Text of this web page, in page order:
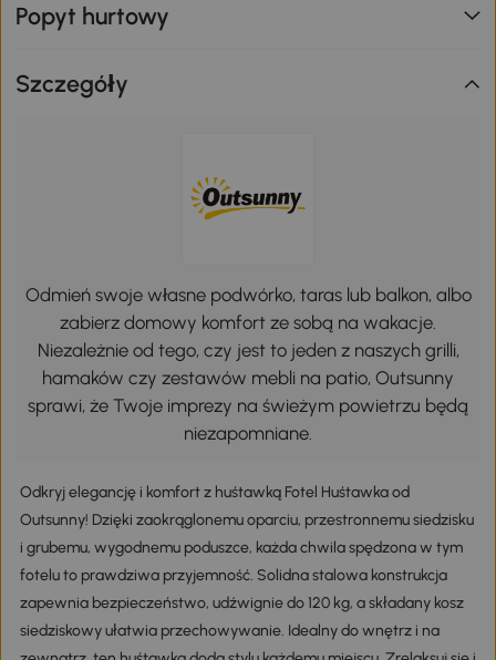
Popyt hurtowy
Szczegóły
Odmień swoje własne podwórko, taras lub balkon, albo
zabierz domowy komfort ze sobą na wakacje.
Niezależnie od tego, czy jest to jeden z naszych grilli,
hamaków czy zestawów mebli na patio, Outsunny
sprawi, że Twoje imprezy na świeżym powietrzu będą
niezapomniane.
Odkryj elegancję i komfort z huśtawką Fotel Huśtawka od
Outsunny! Dzięki zaokrąglonemu oparciu, przestronnemu siedzisku
i grubemu, wygodnemu poduszce, każda chwila spędzona w tym
fotelu to prawdziwa przyjemność. Solidna stalowa konstrukcja
zapewnia bezpieczeństwo, udźwignie do 120 kg, a składany kosz
siedziskowy ułatwia przechowywanie. Idealny do wnętrz i na